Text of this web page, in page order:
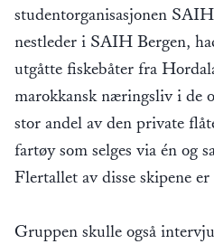
studentorganisasjonen
nestleder i SAIH Bergen,
utgåtte fiskebåter fra
marokkansk næringsliv i de
stor andel av den private
fartøy som selges via én og
Flertallet av disse skipene
Gruppen skulle også